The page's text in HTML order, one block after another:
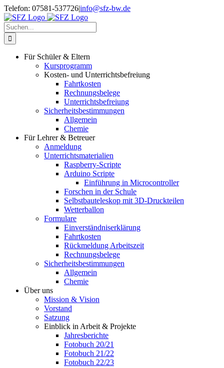
Zum
Inhalt
springen
Telefon: 07581-537726|info@sfz-bw.de
Suche
nach:
Für Schüler & Eltern
Kursprogramm
Kosten- und Unterrichtsbefreiung
Fahrtkosten
Rechnungsbelege
Unterrichtsbefreiung
Sicherheitsbestimmungen
Allgemein
Chemie
Für Lehrer & Betreuer
Anmeldung
Unterrichtsmaterialien
Raspberry-Scripte
Arduino Scripte
Einführung in Microcontroller
Forschen in der Schule
Selbstbauteleskop mit 3D-Druckteilen
Wetterballon
Formulare
Einverständniserklärung
Fahrtkosten
Rückmeldung Arbeitszeit
Rechnungsbelege
Sicherheitsbestimmungen
Allgemein
Chemie
Über uns
Mission & Vision
Vorstand
Satzung
Einblick in Arbeit & Projekte
Jahresberichte
Fotobuch 20/21
Fotobuch 21/22
Fotobuch 22/23